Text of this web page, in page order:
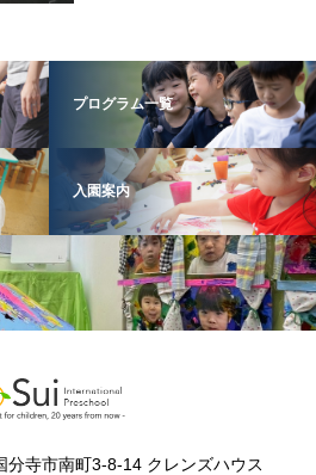
プログラム一覧
入園案内
寺市南町3-8-14 クレンズハウス